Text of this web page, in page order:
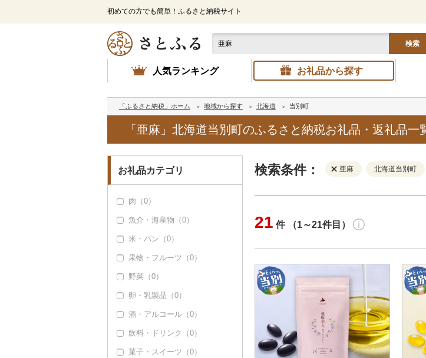
初めての方でも簡単！ふるさと納税サイト
検索
人気ランキング お礼品から探す
「ふるさと納税」ホーム 地域から探す 北海道 当別町
「亜麻」北海道当別町のふるさと納税お礼品・返礼品一
お礼品カテゴリ
肉（0）
魚介・海産物（0）
米・パン（0）
果物・フルーツ（0）
野菜（0）
卵・乳製品（0）
酒・アルコール（0）
飲料・ドリンク（0）
菓子・スイーツ（0）
検索条件： 亜麻 北海道当別町
解除
クレジットカード決済
Amazon Pay
楽天ペイ
通
冷
冷
21 件 （1～21件目）